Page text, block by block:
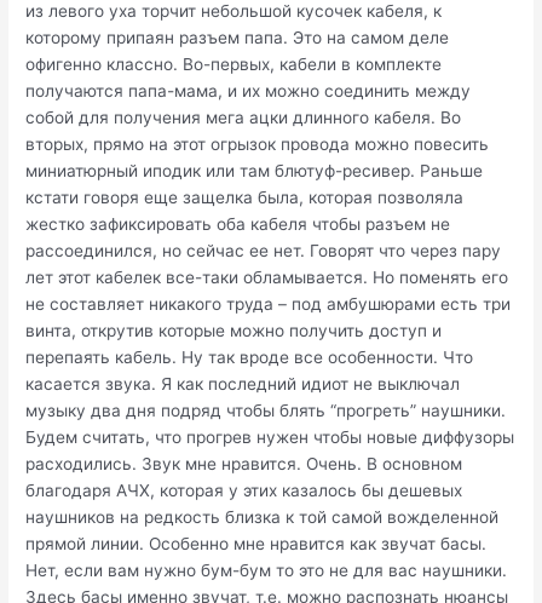
из левого уха торчит небольшой кусочек кабеля, к
которому припаян разъем папа. Это на самом деле
офигенно классно. Во-первых, кабели в комплекте
получаются папа-мама, и их можно соединить между
собой для получения мега ацки длинного кабеля. Во
вторых, прямо на этот огрызок провода можно повесить
миниатюрный иподик или там блютуф-ресивер. Раньше
кстати говоря еще защелка была, которая позволяла
жестко зафиксировать оба кабеля чтобы разъем не
рассоединился, но сейчас ее нет. Говорят что через пару
лет этот кабелек все-таки обламывается. Но поменять его
не составляет никакого труда – под амбушюрами есть три
винта, открутив которые можно получить доступ и
перепаять кабель. Ну так вроде все особенности. Что
касается звука. Я как последний идиот не выключал
музыку два дня подряд чтобы блять “прогреть” наушники.
Будем считать, что прогрев нужен чтобы новые диффузоры
расходились. Звук мне нравится. Очень. В основном
благодаря АЧХ, которая у этих казалось бы дешевых
наушников на редкость близка к той самой вожделенной
прямой линии. Особенно мне нравится как звучат басы.
Нет, если вам нужно бум-бум то это не для вас наушники.
Здесь басы именно звучат, т.е. можно распознать нюансы